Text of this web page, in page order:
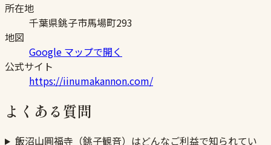
所在地
千葉県銚子市馬場町293
地図
Google マップで開く
公式サイト
https://iinumakannon.com/
よくある質問
飯沼山圓福寺（銚子観音）はどんなご利益で知られてい